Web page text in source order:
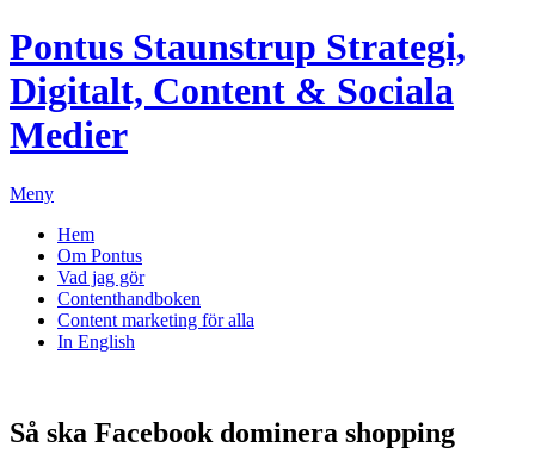
Pontus Staunstrup Strategi,
Digitalt, Content & Sociala
Medier
Meny
Hem
Om Pontus
Vad jag gör
Contenthandboken
Content marketing för alla
In English
Så ska Facebook dominera shopping